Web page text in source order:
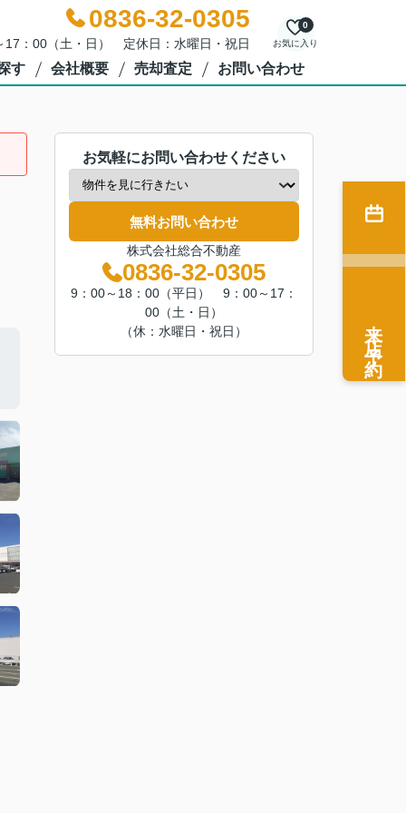
0836-32-0305
：00（土・日） 定休日：水曜日・祝日 お気に入り
0
す 会社概要 売却査定 お問い合わせ
お気軽にお問い合わせください
無料お問い合わせ
株式会社総合不動産
0836-32-0305
9：00～18：00（平日） 9：00～17：
00（土・日）
（休：水曜日・祝日）
来店予約